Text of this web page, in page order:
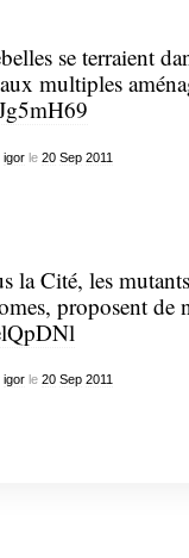
se terraient
multiples
igorle 20 Sep 2011
la Cité, les
proposent de
igorle 20 Sep 2011